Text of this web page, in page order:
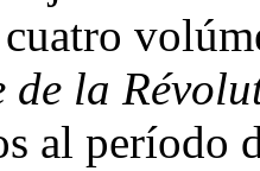
de la
al período